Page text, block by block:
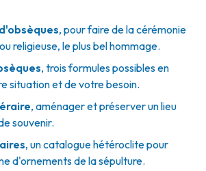
, pour faire de la cérémonie
religieuse, le plus bel hommage.
, trois formules possibles en
situation et de votre besoin.
, aménager et préserver un lieu
souvenir.
, un catalogue hétéroclite pour
d'ornements de la sépulture.